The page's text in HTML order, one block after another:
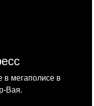
в мегаполисе в
Вая.